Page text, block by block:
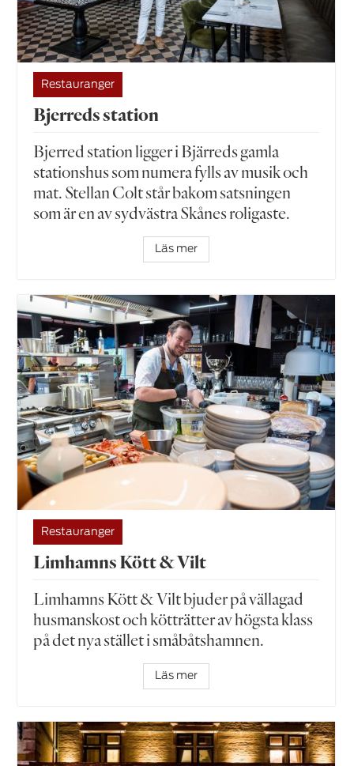
Restauranger
Bjerreds station
Bjerred station ligger i Bjärreds gamla
stationshus som numera fylls av musik och
mat. Stellan Colt står ­bakom satsningen
som är en av sydvästra Skånes roligaste.
Läs mer
Restauranger
Limhamns Kött & Vilt
Limhamns Kött & Vilt bjuder på vällagad
husmans­kost och kötträtter av högsta klass
på det nya stället i småbåtshamnen.
Läs mer